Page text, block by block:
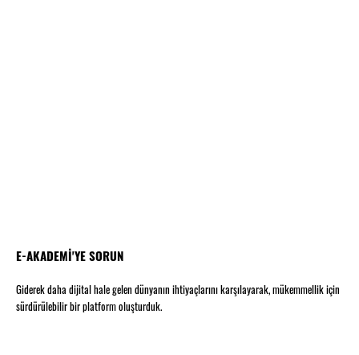
E-AKADEMİ'YE SORUN
Giderek daha dijital hale gelen dünyanın ihtiyaçlarını karşılayarak, mükemmellik için
sürdürülebilir bir platform oluşturduk.